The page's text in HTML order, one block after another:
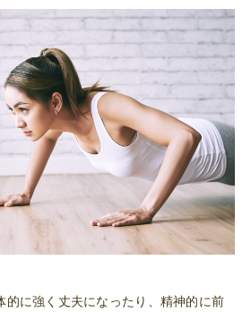
的に強く丈夫になったり、精神的に前